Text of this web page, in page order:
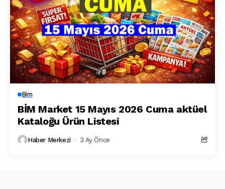
Bim
BİM Market 15 Mayıs 2026 Cuma aktüel
Kataloğu Ürün Listesi
Haber Merkezi 3 Ay Önce